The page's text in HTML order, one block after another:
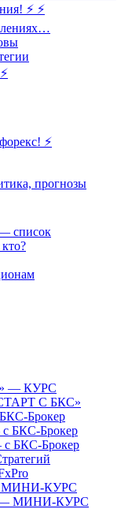
⚡ ⚡
⚡
прогнозы
список
— КУРС
С БКС»
Брокер
с БКС-Брокер
БКС-Брокер
МИНИ-КУРС
— МИНИ-КУРС